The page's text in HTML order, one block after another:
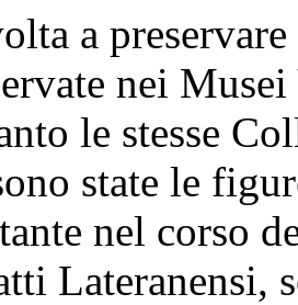
a
nei
le stesse
state le
nel corso
Lateranensi,